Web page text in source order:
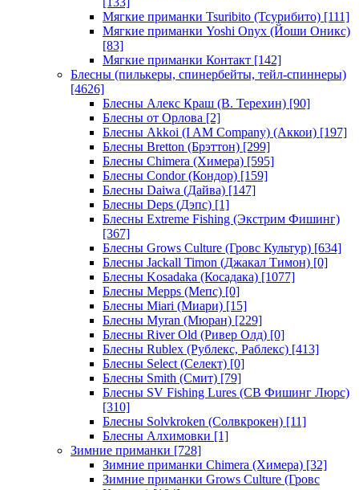
Мягкие приманки Tsuribito (Тсурибито) [111]
Мягкие приманки Yoshi Onyx (Йоши Оникс)
[83]
Мягкие приманки Контакт [142]
Блесны (пилькеры, спинербейты, тейл-спиннеры)
[4626]
Блесны Алекс Краш (В. Терехин) [90]
Блесны от Орлова [2]
Блесны Akkoi (I AM Company) (Аккои) [197]
Блесны Bretton (Брэттон) [299]
Блесны Chimera (Химера) [595]
Блесны Condor (Кондор) [159]
Блесны Daiwa (Дайва) [147]
Блесны Deps (Дэпс) [1]
Блесны Extreme Fishing (Экстрим Фишинг)
[367]
Блесны Grows Culture (Гровс Культур) [634]
Блесны Jackall Timon (Джакал Тимон) [0]
Блесны Kosadaka (Косадака) [1077]
Блесны Mepps (Мепс) [0]
Блесны Miari (Миари) [15]
Блесны Myran (Мюран) [229]
Блесны River Old (Ривер Олд) [0]
Блесны Rublex (Рублекс, Раблекс) [413]
Блесны Select (Селект) [0]
Блесны Smith (Смит) [79]
Блесны SV Fishing Lures (СВ Фишинг Люрс)
[310]
Блесны Solvkroken (Солвкрокен) [11]
Блесны Алхимовки [1]
Зимние приманки [728]
Зимние приманки Chimera (Химера) [32]
Зимние приманки Grows Culture (Гровс